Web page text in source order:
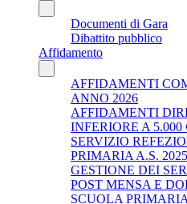
Documenti di Gara
Dibattito pubblico
Affidamento
AFFIDAMENTI
ANNO 2026
AFFIDAMENTI
INFERIORE A 5.000
SERVIZIO
PRIMARIA A.S.
GESTIONE DEI
POST MENSA E
SCUOLA